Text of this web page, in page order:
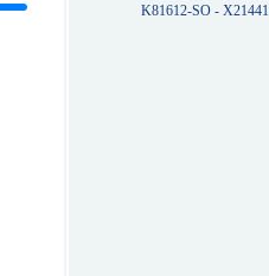
K81612-SO -